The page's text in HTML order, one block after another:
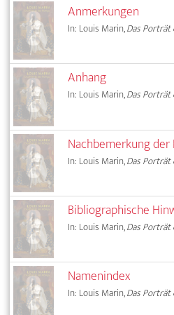
Anmerkungen
In: Louis Marin,Das Porträt
Anhang
In: Louis Marin,Das Porträt
Nachbemerkung
In: Louis Marin,Das Porträt
Bibliographische
In: Louis Marin,Das Porträt
Namenindex
In: Louis Marin,Das Porträt